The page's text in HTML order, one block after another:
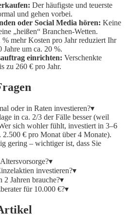
Der häufigste und teuerste
und gehen vorbei.
oder Social Media hören: Keine
„heißen“ Branchen-Wetten.
% mehr Kosten pro Jahr reduziert Ihr
Jahre um ca. 20 %.
einrichten: Verschenkte
zu 260 € pro Jahr.
oder in Raten investieren?▾
in ca. 2/3 der Fälle besser (weil
sich wohler fühlt, investiert in 3–6
€ pro Monat über 4 Monate).
gering – wichtiger ist, dass Sie
▾
investieren?▾
2 Jahren brauche?▾
für 10.000 €?▾